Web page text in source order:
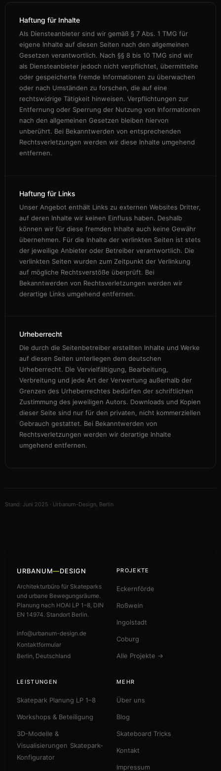
Haftung für Inhalte
Als Diensteanbieter sind wir gemäß § 7 Abs. 1 TMG für
eigene Inhalte auf diesen Seiten nach den allgemeinen
Gesetzen verantwortlich. Nach §§ 8 bis 10 TMG sind wir
als Diensteanbieter jedoch nicht verpflichtet, übermittelte
oder gespeicherte fremde Informationen zu überwachen
oder nach Umständen zu forschen, die auf eine
rechtswidrige Tätigkeit hinweisen. Verpflichtungen zur
Entfernung oder Sperrung der Nutzung von Informationen
nach den allgemeinen Gesetzen bleiben hiervon
unberührt. Bei Bekanntwerden von entsprechenden
Rechtsverletzungen werden wir diese Inhalte umgehend
entfernen.
Haftung für Links
Unser Angebot enthält Links zu externen Websites Dritter,
auf deren Inhalte wir keinen Einfluss haben. Deshalb
können wir für diese fremden Inhalte auch keine Gewähr
übernehmen. Für die Inhalte der verlinkten Seiten ist stets
der jeweilige Anbieter oder Betreiber verantwortlich. Die
verlinkten Seiten wurden zum Zeitpunkt der Verlinkung
auf mögliche Rechtsverstöße überprüft. Bei
Bekanntwerden von Rechtsverletzungen werden wir
derartige Links umgehend entfernen.
Urheberrecht
Die durch die Seitenbetreiber erstellten Inhalte und Werke
auf diesen Seiten unterliegen dem deutschen
Urheberrecht. Die Vervielfältigung, Bearbeitung,
Verbreitung und jede Art der Verwertung außerhalb der
Grenzen des Urheberrechtes bedürfen der schriftlichen
Zustimmung des jeweiligen Autors. Downloads und Kopien
dieser Seite sind nur für den privaten, nicht kommerziellen
Gebrauch gestattet. Bei Bekanntwerden von
Rechtsverletzungen werden wir derartige Inhalte
umgehend entfernen.
Stand: Juni 2025 · Urbanum-Design, Berlin
URBANUM—DESIGN
Architekturbüro für Skateparks
und urbane Bewegungsräume.
Planung nach HOAI LP 1–8, DIN
EN 14974. Standort Berlin.
info@urbanum-design.de
Kontaktformular
Berlin, Deutschland
PROJEKTE
Eckernförde
Roßwein
Ingolstadt
Coburg
Alle Projekte →
LEISTUNGEN
Skatepark Planung LP 1–8
Workshops & Beteiligung
3D-Modelle &
Visualisierungen Skatepark-
Konfigurator
MEHR
Über uns
Blog
Skateboard Tricks
Kontakt
Impressum